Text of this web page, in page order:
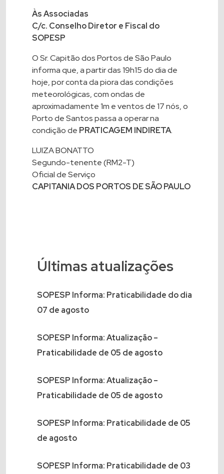
Às Associadas
C/c. Conselho Diretor e Fiscal do
SOPESP
O Sr. Capitão dos Portos de São Paulo
informa que, a partir das 19h15 do dia de
hoje, por conta da piora das condições
meteorológicas, com ondas de
aproximadamente 1m e ventos de 17 nós, o
Porto de Santos passa a operar na
condição de PRATICAGEM INDIRETA.
LUIZA BONATTO
Segundo-tenente (RM2-T)
Oficial de Serviço
CAPITANIA DOS PORTOS DE SÃO PAULO
Últimas atualizações
SOPESP Informa: Praticabilidade do dia
07 de agosto
SOPESP Informa: Atualização –
Praticabilidade de 05 de agosto
SOPESP Informa: Atualização –
Praticabilidade de 05 de agosto
SOPESP Informa: Praticabilidade de 05
de agosto
SOPESP Informa: Praticabilidade de 03